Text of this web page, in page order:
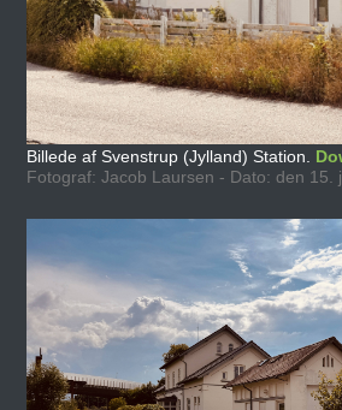
Billede af Svenstrup (Jylland) Station.
Fotograf: Jacob Laursen - Dato: den 15.